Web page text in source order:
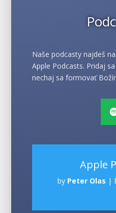
Naše podcasty najdeš
Apple Podcasts. Pridaj
nechaj sa formovať
Apple
by Peter Olas |